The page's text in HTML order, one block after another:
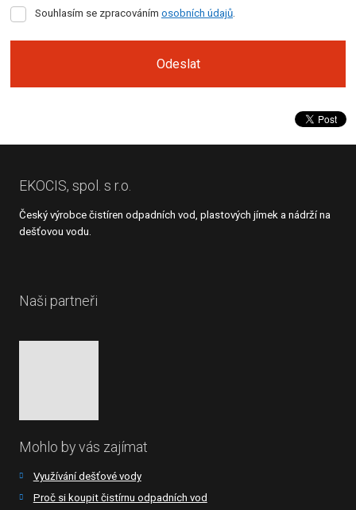
Souhlasím
zpracováním
Souhlasím se zpracováním osobních údajů.
Odeslat
nepodařilo
odeslat.
EKOCIS, spol. s r.o.
Český výrobce čistíren odpadních vod, plastových jímek a nádrží na
dešťovou vodu.
Naši partneři
Mohlo by vás zajímat
Využívání dešťové vody
Proč si koupit čistírnu odpadních vod